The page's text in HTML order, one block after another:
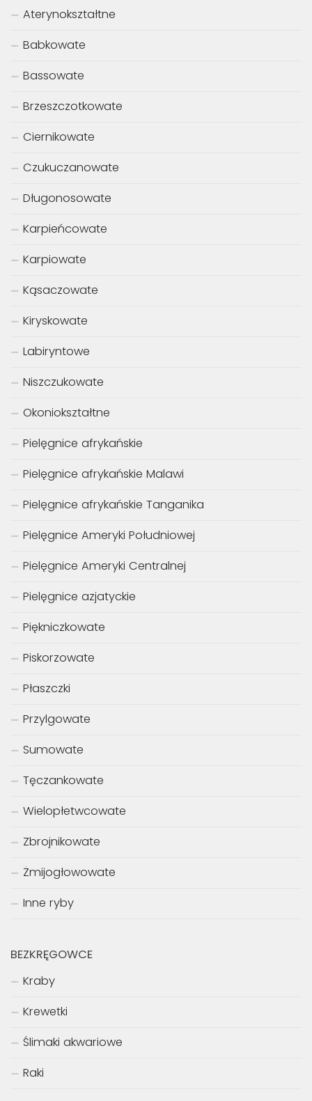
Aterynokształtne
Babkowate
Bassowate
Brzeszczotkowate
Ciernikowate
Czukuczanowate
Długonosowate
Karpieńcowate
Karpiowate
Kąsaczowate
Kiryskowate
Labiryntowe
Niszczukowate
Okoniokształtne
Pielęgnice afrykańskie
Pielęgnice afrykańskie Malawi
Pielęgnice afrykańskie Tanganika
Pielęgnice Ameryki Południowej
Pielęgnice Ameryki Centralnej
Pielęgnice azjatyckie
Piękniczkowate
Piskorzowate
Płaszczki
Przylgowate
Sumowate
Tęczankowate
Wielopłetwcowate
Zbrojnikowate
Żmijogłowowate
Inne ryby
BEZKRĘGOWCE
Kraby
Krewetki
Ślimaki akwariowe
Raki